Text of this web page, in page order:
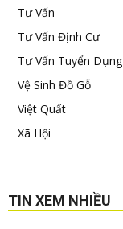
Tư Vấn
Tư Vấn Định Cư
Tư Vấn Tuyển Dụng
Vệ Sinh Đồ Gỗ
Việt Quất
Xã Hội
TIN XEM NHIỀU